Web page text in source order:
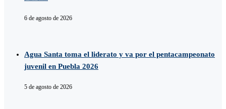
6 de agosto de 2026
Agua Santa toma el liderato y va por el pentacampeonato
juvenil en Puebla 2026
5 de agosto de 2026